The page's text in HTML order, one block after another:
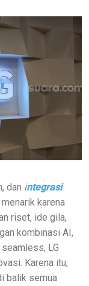
dan integrasi
karena
riset, ide gila,
kombinasi AI,
LG
Karena itu,
balik semua